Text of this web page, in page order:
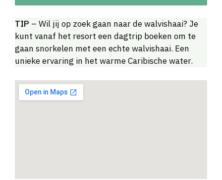
TIP – Wil jij op zoek gaan naar de walvishaai? Je
kunt vanaf het resort een dagtrip boeken om te
gaan snorkelen met een echte walvishaai. Een
unieke ervaring in het warme Caribische water.